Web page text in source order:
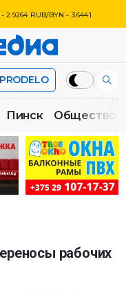
2.9264 RUB/BYN - 3.6441
PRODELO
Пинск Общество
рабочих